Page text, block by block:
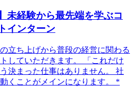
未経験から最先端を学ぶコ
インターン
立ち上げから普段の経営に関わる
していただきます。 「これだけ
決まった仕事はありません。 社
くことがメインになります。 *